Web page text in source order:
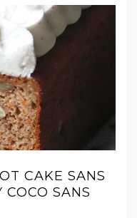
CAKE SANS
SANS